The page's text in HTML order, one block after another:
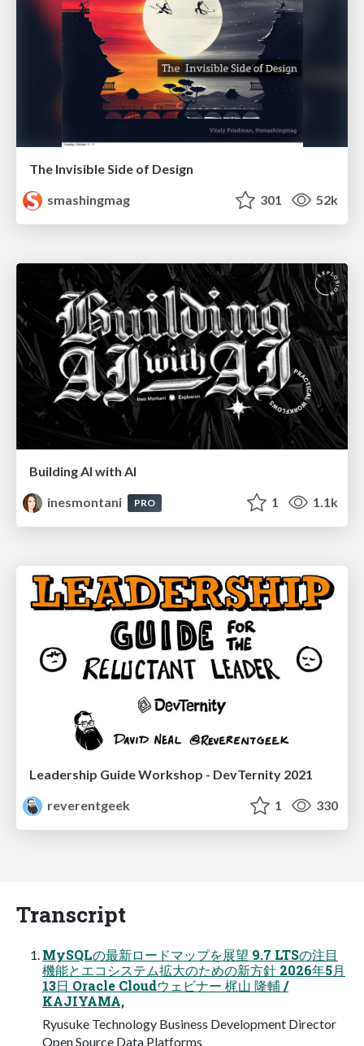
The Invisible Side of Design
smashingmag
301 52k
Building AI with AI
inesmontani
PRO 1 1.1k
Leadership Guide Workshop - DevTernity 2021
reverentgeek
1 330
Transcript
MySQLの最新ロードマップを展望 9.7 LTSの注目
機能とエコシステム拡大のための新方針 2026年5月
13日 Oracle Cloudウェビナー 梶山 隆輔 /
KAJIYAMA,
Ryusuke Technology Business Development Director
Open Source Data Platforms